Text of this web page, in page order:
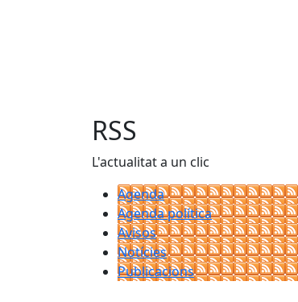
RSS
L'actualitat a un clic
Agenda
Agenda política
Avisos
Notícies
Publicacions